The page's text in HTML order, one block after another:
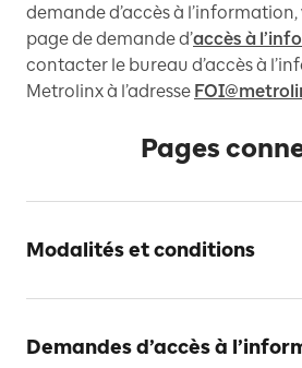
demande d’accès à
page de demande d’accès à
contacter le bureau d’accès à
Metrolinx à l’adresse
Pages
Modalités et conditions
Demandes d’accès à